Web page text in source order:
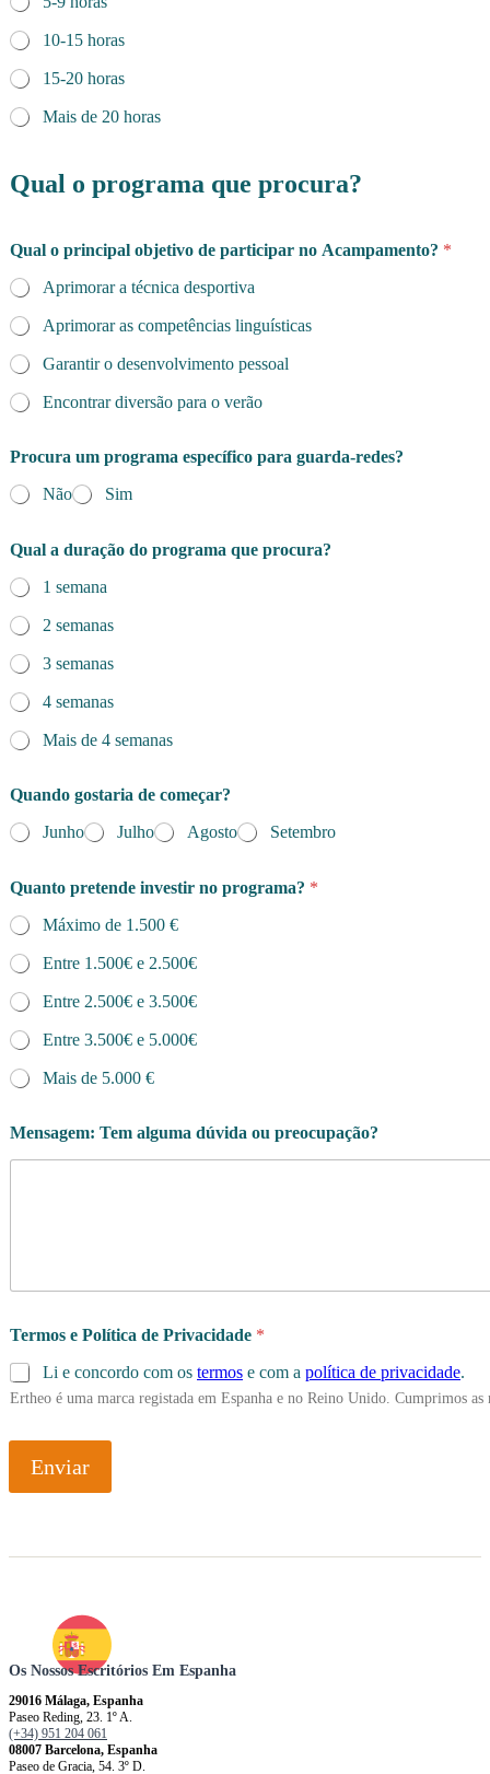
P
o
l
í
t
a
10-15 horas
15-20 horas
Mais de 20 horas
Qual o programa que procura?
Qual o principal objetivo de participar no Acampamento? *
Aprimorar a técnica desportiva
Aprimorar as competências linguísticas
Garantir o desenvolvimento pessoal
Encontrar diversão para o verão
Procura um programa específico para guarda-redes?
Não
Sim
Qual a duração do programa que procura?
1 semana
2 semanas
3 semanas
4 semanas
Mais de 4 semanas
Quando gostaria de começar?
Junho
Julho Agosto Setembro
Quanto pretende investir no programa? *
Máximo de 1.500 €
Entre 1.500€ e 2.500€
Entre 2.500€ e 3.500€
Entre 3.500€ e 5.000€
Mais de 5.000 €
Mensagem: Tem alguma dúvida ou preocupação?
Termos e Política de Privacidade *
Li e concordo com os termos e com a política de privacidade.
Ertheo é uma marca registada em Espanha e no Reino Unido. Cumprimos
Enviar
Os Nossos Escritórios Em Espanha
29016 Málaga, Espanha
Paseo Reding, 23. 1º A.
(+34) 951 204 061
08007 Barcelona, ​​​​​Espanha
Paseo de Gracia, 54. 3º D.